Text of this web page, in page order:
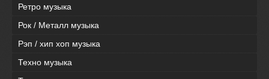
Ретро музыка
Рок / Металл музыка
Рэп / хип хоп музыка
Техно музыка